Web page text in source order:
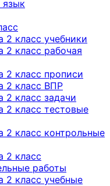
язык
2 класс учебники
2 класс рабочая
2 класс прописи
2 класс ВПР
2 класс задачи
2 класс тестовые
2 класс контрольные
2 класс
работы
2 класс учебные